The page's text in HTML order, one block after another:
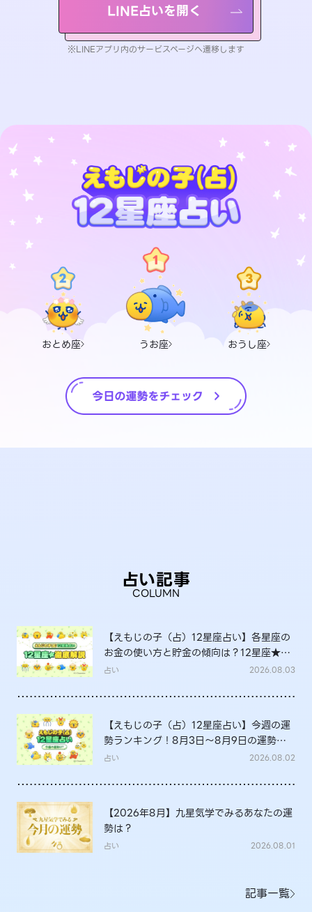
LINE占いを開く
※LINEアプリ内のサービスページへ遷移します
おとめ座 うお座 おうし座
占い記事
COLUMN
【えもじの子（占）12星座占い】各星座の
お金の使い方と貯金の傾向は？12星座★徹
底解説
占い 2026.08.03
【えもじの子（占）12星座占い】今週の運
勢ランキング！8月3日～8月9日の運勢
は？
占い 2026.08.02
【2026年8月】九星気学でみるあなたの運
勢は？
占い 2026.08.01
記事一覧